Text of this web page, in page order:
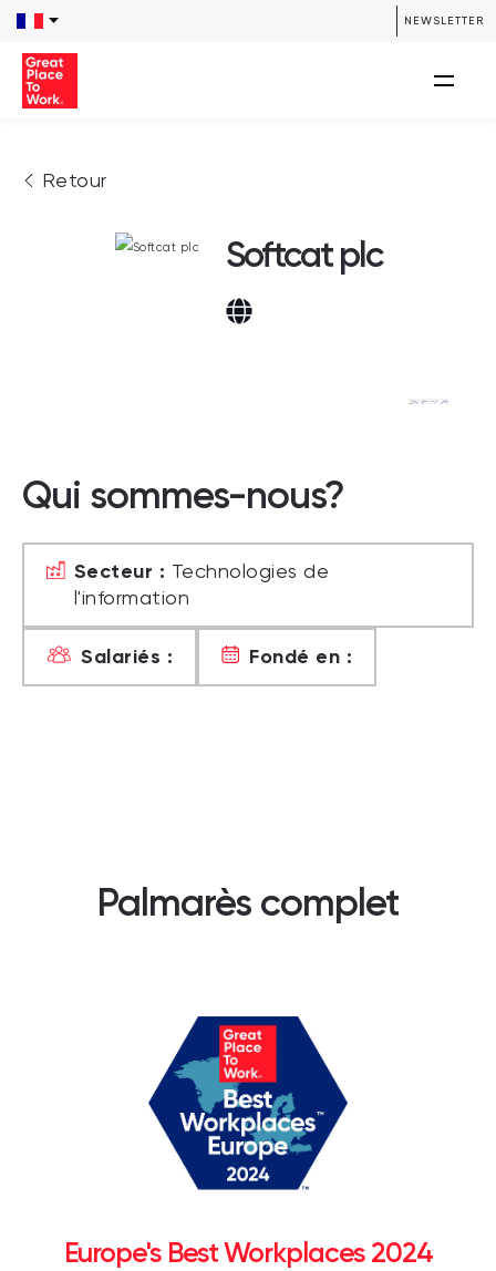
NEWSLETTER
Retour
Softcat plc
Qui sommes-nous?
Secteur : Technologies de
l'information
Salariés : Fondé en :
Palmarès complet
Europe's Best Workplaces 2024